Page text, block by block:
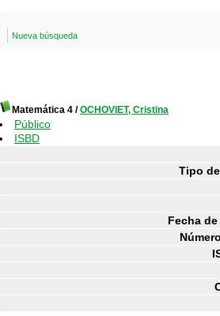
Nueva búsqueda
Matemática 4 /OCHOVIET, Cristina
Público
ISBD
Tipo
Fecha